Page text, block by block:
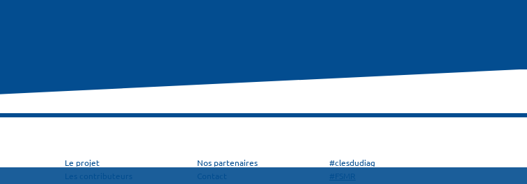
Le projet
Les contributeurs
Nos partenaires
Contact
#clesdudiag
#FSMR